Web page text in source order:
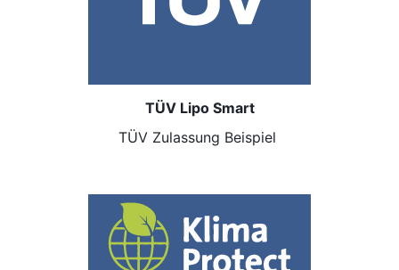
TÜV Lipo Smart
TÜV Zulassung Beispiel